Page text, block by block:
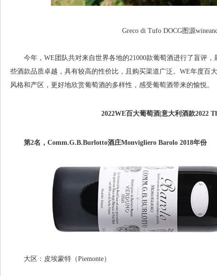
Greco di Tufo DOCG图源
今年，WE团队共对来自世界各地的21000款葡萄酒进行了盲评，
些酒款品质卓越，具有较高的性价比，且购买渠道广泛。WE年度百
风格和产区，更好地欣赏葡萄酒的多样性，感受葡萄酒带来的愉悦。
2022WE百大葡萄酒|意大利酒款2022
第2名，Comm.G.B.Burlotto酒庄Monvigliero Barolo 2018年份
大区：皮埃蒙特（Piemonte）